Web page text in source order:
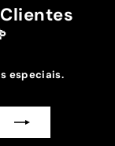
especiais.